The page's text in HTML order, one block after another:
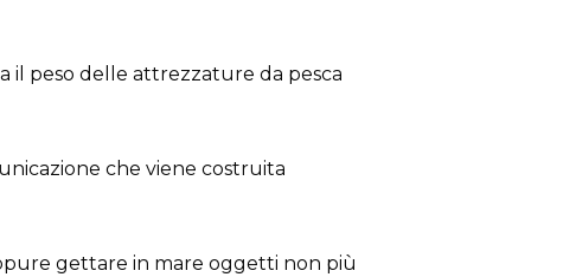
il peso delle attrezzature da pesca
che viene costruita
gettare in mare oggetti non più